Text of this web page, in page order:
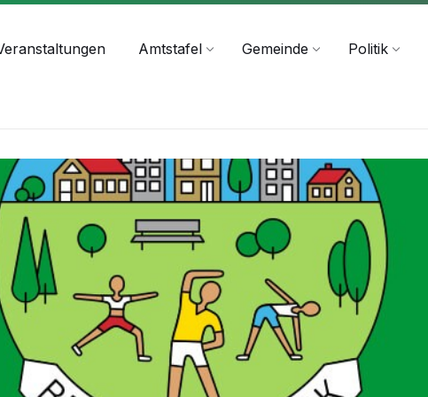
Amtstafel Gemeinde Politik